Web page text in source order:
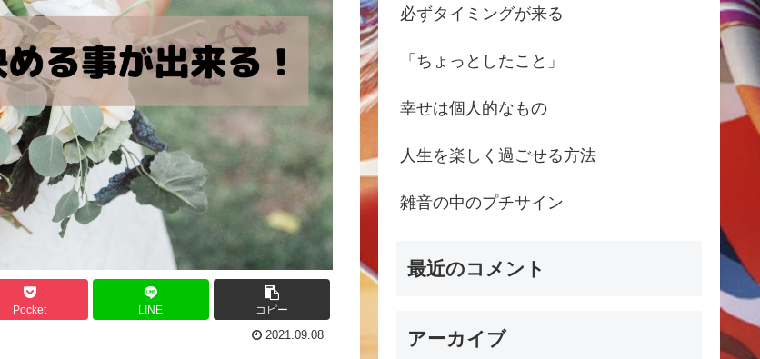
Pocket LINE コピー
2021.09.08
必ずタイミングが来る
「ちょっとしたこと」
幸せは個人的なもの
人生を楽しく過ごせる方法
雑音の中のプチサイン
最近のコメント
アーカイブ